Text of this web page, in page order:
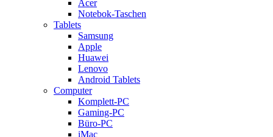
Acer
Notebok-Taschen
Tablets
Samsung
Apple
Huawei
Lenovo
Android Tablets
Computer
Komplett-PC
Gaming-PC
Büro-PC
iMac